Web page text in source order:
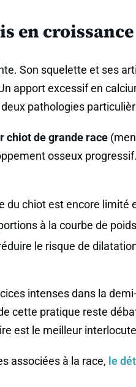
en croissance
Son squelette et ses
apport excessif en
pathologies
chiot de grande race
osseux
du chiot est encore limité
à la courbe de
le risque de
intenses dans la
cette pratique reste
est le meilleur
associées à la race, le